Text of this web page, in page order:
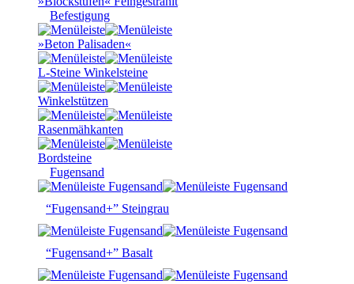
Befestigung
»Beton Palisaden«
L-Steine Winkelsteine
Winkelstützen
Rasenmähkanten
Bordsteine
Fugensand
“Fugensand+” Steingrau
“Fugensand+” Basalt